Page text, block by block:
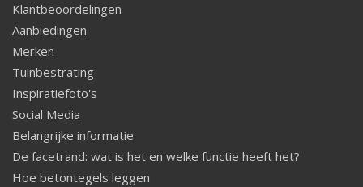
Klantbeoordelingen
Aanbiedingen
Merken
Tuinbestrating
Inspiratiefoto's
Social Media
Belangrijke informatie
De facetrand: wat is het en welke functie heeft het?
Hoe betontegels leggen